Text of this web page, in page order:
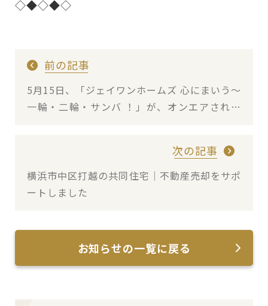
◇◆◇◆◇
前の記事
5月15日、「ジェイワンホームズ 心にまいう～
一輪・二輪・サンバ ！」が、オンエアされま
次の記事
横浜市中区打越の共同住宅｜不動産売却をサポ
ートしました
お知らせの一覧に戻る